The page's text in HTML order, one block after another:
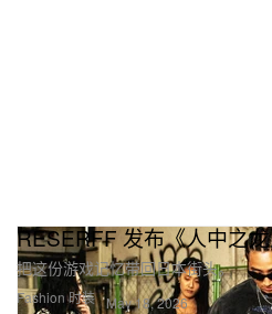
Fashion 时装
RESERFF 发布《人中之
把这份游戏记忆带回日本街头。
May 18, 2026